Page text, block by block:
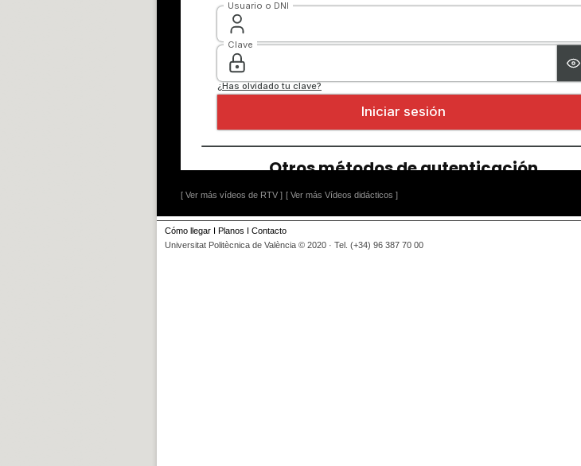
[ Ver más vídeos de RTV ] [ Ver más Vídeos didácticos ]
Cómo llegar I Planos I Contacto
Universitat Politècnica de València © 2020 · Tel. (+34) 96 387 70 00